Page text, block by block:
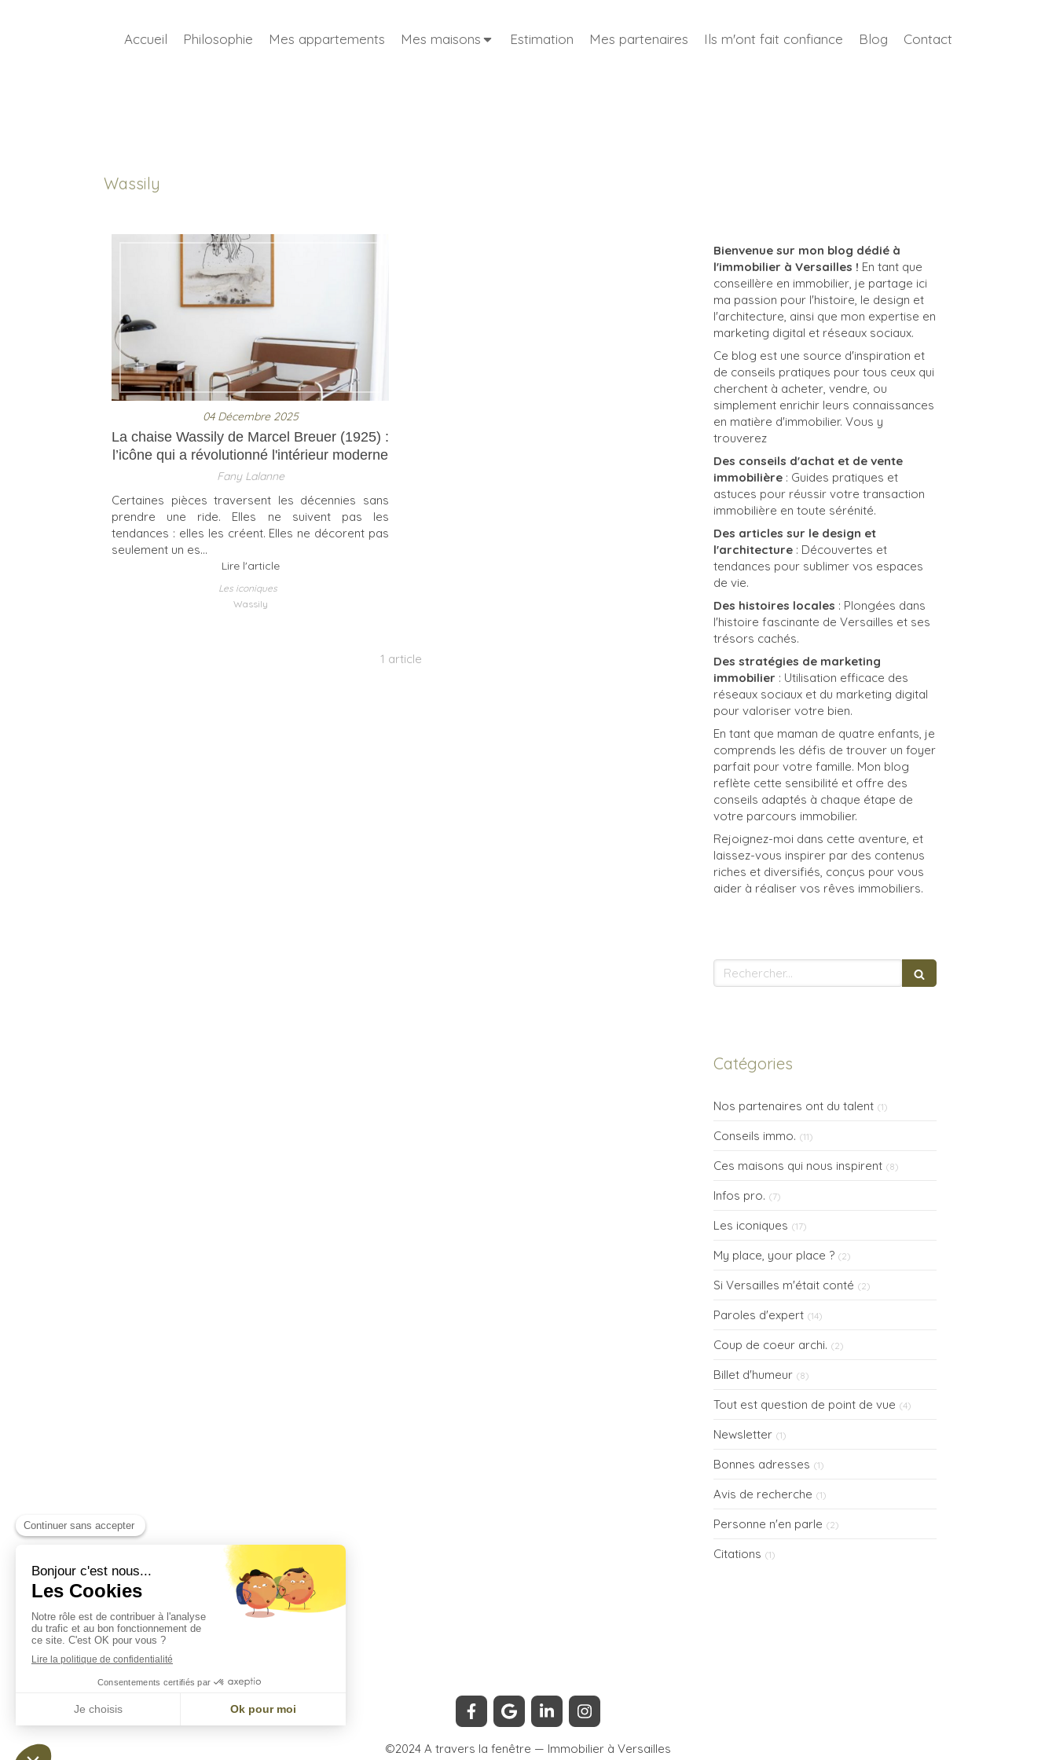
Accueil Philosophie Mes appartements Mes maisons Estimation Mes partenaires Ils m'ont fait confiance Blog Contact
Wassily
04 Décembre 2025
La chaise Wassily de Marcel Breuer (1925) :
l’icône qui a révolutionné l'intérieur moderne
Fany Lalanne
Certaines pièces traversent les décennies sans
prendre une ride. Elles ne suivent pas les
tendances : elles les créent. Elles ne décorent pas
seulement un es...
Lire l'article
Les iconiques
Wassily
1 article
Bienvenue sur mon blog dédié à
l'immobilier à Versailles ! En tant que
conseillère en immobilier, je partage ici
ma passion pour l'histoire, le design et
l'architecture, ainsi que mon expertise en
marketing digital et réseaux sociaux.
Ce blog est une source d'inspiration et
de conseils pratiques pour tous ceux qui
cherchent à acheter, vendre, ou
simplement enrichir leurs connaissances
en matière d'immobilier. Vous y
trouverez
Des conseils d'achat et de vente
immobilière : Guides pratiques et
astuces pour réussir votre transaction
immobilière en toute sérénité.
Des articles sur le design et
l'architecture : Découvertes et
tendances pour sublimer vos espaces
de vie.
Des histoires locales : Plongées dans
l'histoire fascinante de Versailles et ses
trésors cachés.
Des stratégies de marketing
immobilier : Utilisation efficace des
réseaux sociaux et du marketing digital
pour valoriser votre bien.
En tant que maman de quatre enfants, je
comprends les défis de trouver un foyer
parfait pour votre famille. Mon blog
reflète cette sensibilité et offre des
conseils adaptés à chaque étape de
votre parcours immobilier.
Rejoignez-moi dans cette aventure, et
laissez-vous inspirer par des contenus
riches et diversifiés, conçus pour vous
aider à réaliser vos rêves immobiliers.
Rechercher
Catégories
Nos partenaires ont du talent (1)
Conseils immo. (11)
Ces maisons qui nous inspirent (8)
Infos pro. (7)
Les iconiques (17)
My place, your place ? (2)
Si Versailles m'était conté (2)
Paroles d'expert (14)
Coup de coeur archi. (2)
Billet d'humeur (8)
Tout est question de point de vue (4)
Newsletter (1)
Bonnes adresses (1)
Avis de recherche (1)
Personne n'en parle (2)
Citations (1)
©2024 A travers la fenêtre — Immobilier à Versailles